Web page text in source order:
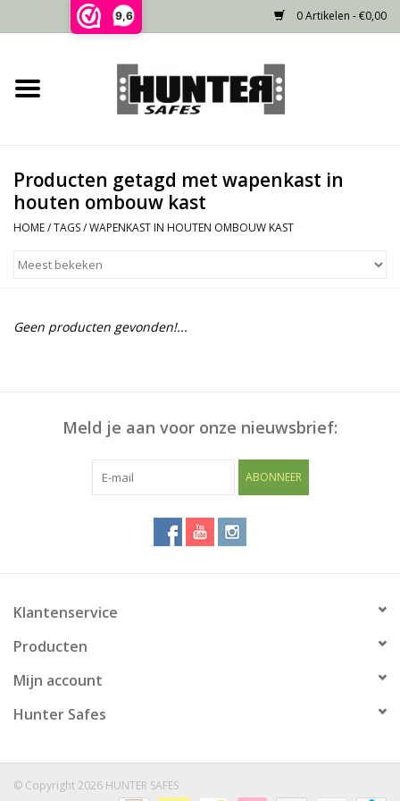
9,6 0 Artikelen - €0,00
Home
Gecertificeerd
Niet gecertificeerd
Recente projecten
Producten getagd met wapenkast in
houten ombouw kast
HOME/TAGS/WAPENKAST IN HOUTEN OMBOUW KAST
Geen producten gevonden!...
Meld je aan voor onze nieuwsbrief:
ABONNEER
Klantenservice
Producten
Mijn account
Hunter Safes
© Copyright 2026 HUNTER SAFES